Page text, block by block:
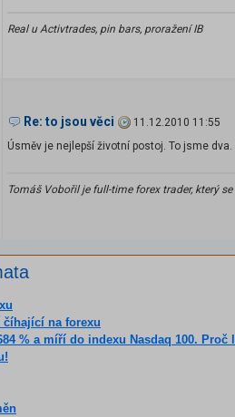
Real u Activtrades, pin bars, proražení IB
Re: to jsou věci
11.12.2010 11:55
Úsměv je nejlepší životní postoj. To jsme dva.
Tomáš Vobořil je full-time forex trader, který
číhající na forexu
% a míří do indexu Nasdaq 100. Proč láká